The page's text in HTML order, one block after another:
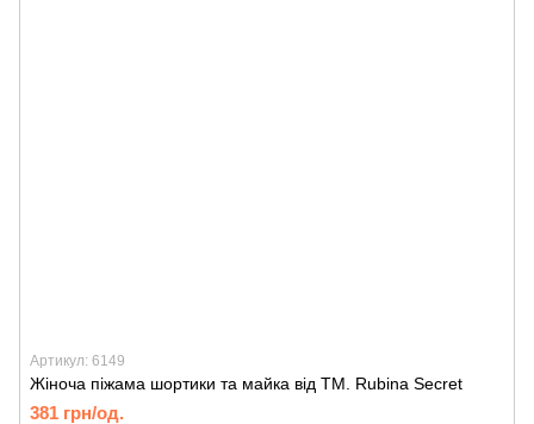
Артикул: 6149
Жіноча піжама шортики та майка від TM. Rubina Secret
381 грн/од.